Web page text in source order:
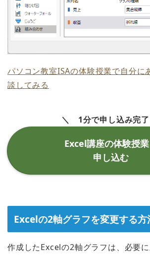
パソコン教室ISAの体験授業で自分に
談してみる
＼ 1分で申し込み完了
Excel講座の体験授
申し込む
Excelの2軸グラフを変更する方
作成したExcelの2軸グラフは、必要